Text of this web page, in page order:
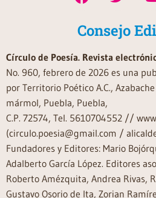
Consejo
Círculo de Poesía. Revista
No. 960, febrero de 2026 es una
por Territorio Poético A.C.,
mármol, Puebla, Puebla,
C.P. 72574, Tel. 5610704552 //
(circulo.poesia@gmail.com /
Fundadores y Editores: Mario
Adalberto García López. Editores
Roberto Amézquita, Andrea Rivas,
Gustavo Osorio de Ita, Zorian